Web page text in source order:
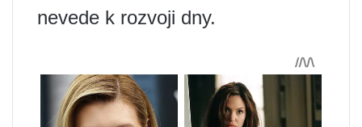
nevede k rozvoji dny.